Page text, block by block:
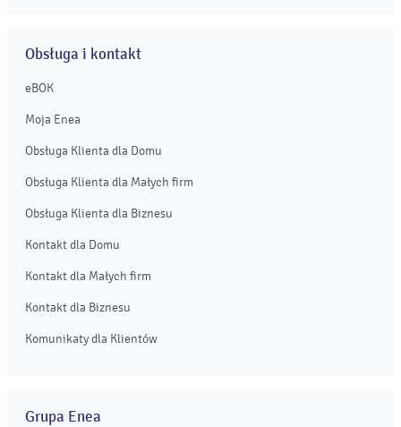
Obsługa i kontakt
eBOK
Moja Enea
Obsługa Klienta dla Domu
Obsługa Klienta dla Małych firm
Obsługa Klienta dla Biznesu
Kontakt dla Domu
Kontakt dla Małych firm
Kontakt dla Biznesu
Komunikaty dla Klientów
Grupa Enea